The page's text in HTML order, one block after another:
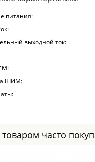
питания:
выходной ток:
ШИМ:
часто